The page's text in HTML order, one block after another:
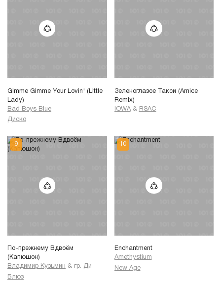
Gimme Gimme Your Lovin' (Little
Lady)
Bad Boys Blue
Диско
Зеленоглазое Такси (Amice
Remix)
IOWA & RSAC
По-прежнему Вдвоём
(Капюшон)
Владимир Кузьмин & гр. Ди
Блюз
Enchantment
Amethystium
New Age